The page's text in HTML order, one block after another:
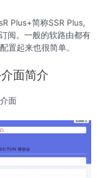
Plus+简称SSR Plus,
阅。一般的软路由都有
置起来也很简单。
面简介
面